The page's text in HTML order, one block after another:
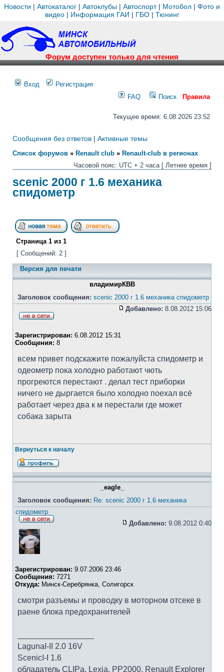
Новости | Автокаталог | Автоклубы | Автоспорт| Мотобол | Фото и
видео| Информация ГАИ | ГБО| Тюнинг
Форум доступен только для чтения
Вход
Регистрация
FAQ
Поиск Правила
Текущее время: 6.08.2026 23:52
Сообщения без ответов | Активные темы
Список форумов » Renault club » Renault-club в регионах
Часовой пояс: UTC + 2 часа [ Летнее время ]
scenic 2000 г 1.6 механика
спидометр
Страница 1 из 1
[ Сообщений: 2 ]
Версия для печати
владимирКВВ
Заголовок сообщения: scenic 2000 г 1.6 механика спидометр
Добавлено: 8.08.2012 15:06
Зарегистрирован: 6.08.2012 15:31
Сообщения: 8
всем привет подскажите пожалуйста спидометр и
одеометр пока холодно работают чють
прогреются перестают . делал тест приборки
ничего не дыргается было холодно поехал всё
работает через два к м перестали где может
собака зарыта
Вернуться к началу
_eagle_
Заголовок сообщения: Re: scenic 2000 г 1.6 механика
спидометр
Добавлено: 9.08.2012 0:40
Зарегистрирован: 9.07.2006 23:46
Сообщения: 7271
Откуда: Минск-Серебрянка, Солигорск
смотри разъемы и проводку в моторном отсеке в
раене блока предохранителей
LagunaI-II 2.0 16V
ScenicI-I 1.6
обладатель CLIPa, Lexia, PP2000, Renault Explorer